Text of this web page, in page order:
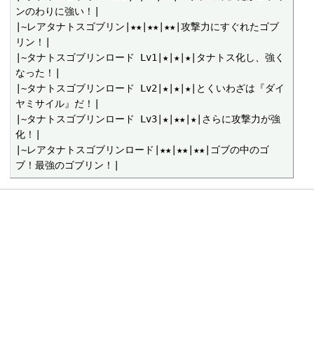
ンのわりに強い！|
|~レアタナトスゴブリン|★★|★★|★★|攻撃力にすぐれたゴブ
リン！|
|~タナトスゴブリンロード Lv1|★|★|★|タナトス化し、強く
なった！|
|~タナトスゴブリンロード Lv2|★|★|★|とくいわざは『ダイ
ヤミサイル』だ！|
|~タナトスゴブリンロード Lv3|★|★★|★|さらに攻撃力が強
化！|
|~レアタナトスゴブリンロード|★★|★★|★★|ゴブの中のゴ